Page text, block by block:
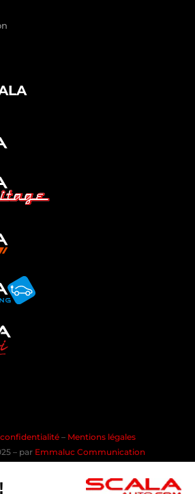
– Mentions légales
– par Emmaluc Communication